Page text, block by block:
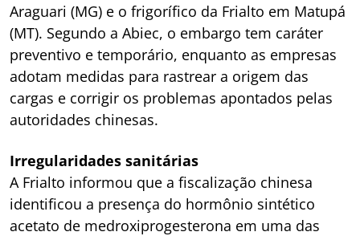
Araguari (MG) e o frigorífico da Frialto em Matupá
(MT). Segundo a Abiec, o embargo tem caráter
preventivo e temporário, enquanto as empresas
adotam medidas para rastrear a origem das
cargas e corrigir os problemas apontados pelas
autoridades chinesas.
Irregularidades sanitárias
A Frialto informou que a fiscalização chinesa
identificou a presença do hormônio sintético
acetato de medroxiprogesterona em uma das